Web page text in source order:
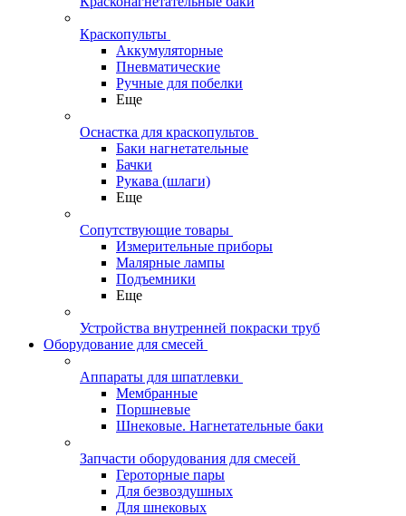
Краскопульты
Аккумуляторные
Пневматические
Ручные для побелки
Еще
Оснастка для краскопультов
Баки нагнетательные
Бачки
Рукава (шлаги)
Еще
Сопутствующие товары
Измерительные приборы
Малярные лампы
Подъемники
Еще
Устройства внутренней покраски труб
Оборудование для смесей
Аппараты для шпатлевки
Мембранные
Поршневые
Шнековые. Нагнетательные баки
Запчасти оборудования для смесей
Героторные пары
Для безвоздушных
Для шнековых